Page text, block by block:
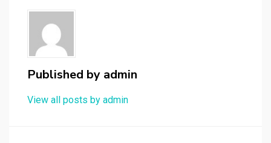
Published by admin
View all posts by admin